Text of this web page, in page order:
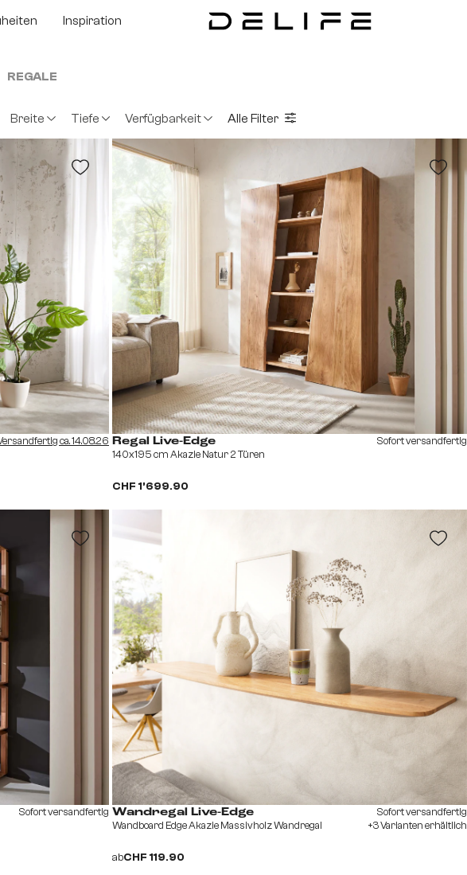
Inspiration
REGALE
Breite Tiefe Verfügbarkeit Alle Filter
ca. 14.08.26 Regal Live-Edge
140x195 cm Akazie Natur 2 Türen
CHF 1’699.90
Sofort versandfertig
Sofort versandfertig Wandregal Live-Edge
Wandboard Edge Akazie Massivholz Wandregal
abCHF 119.90
Sofort versandfertig
+3 Varianten erhältlich